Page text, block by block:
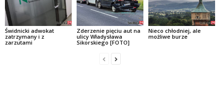
Świdnicki adwokat
zatrzymany i z
zarzutami
Zderzenie pięciu aut na
ulicy Władysława
Sikorskiego [FOTO]
Nieco chłodniej, ale
możliwe burze